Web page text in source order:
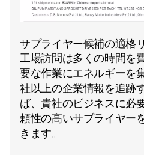
サプライヤー候補の適格
工場訪問は多くの時間を
要な作業にエネルギーを
社以上の企業情報を追跡
ば、貴社のビジネスに必
頼性の高いサプライヤー
きます。